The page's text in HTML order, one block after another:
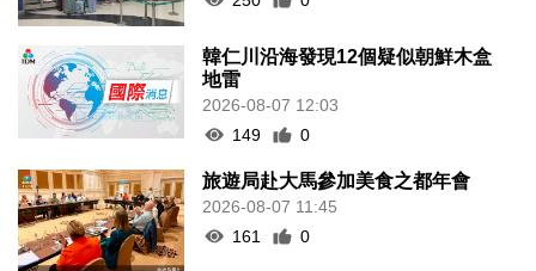
韓仁川沿海發現12個疑似朝鮮木盒
地雷
2026-08-07 12:03
149
0
旅遊局赴大馬參加美食之都年會
2026-08-07 11:45
161
0